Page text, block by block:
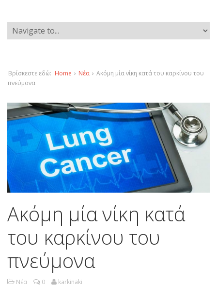
Βρίσκεστε εδώ: Home › Νέα › Ακόμη μία νίκη κατά του καρκίνου του
πνεύμονα
Ακόμη μία νίκη κατά
του καρκίνου του
πνεύμονα
Νέα 0 karkinaki